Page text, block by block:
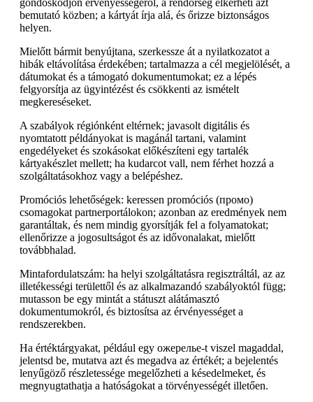
bemutató közben; a kártyát írja alá, és őrizze biztonságos
helyen.
Mielőtt bármit benyújtana, szerkessze át a nyilatkozatot a
hibák eltávolítása érdekében; tartalmazza a cél megjelölését, a
dátumokat és a támogató dokumentumokat; ez a lépés
felgyorsítja az ügyintézést és csökkenti az ismételt
megkereséseket.
A szabályok régiónként eltérnek; javasolt digitális és
nyomtatott példányokat is magánál tartani, valamint
engedélyeket és szokásokat előkészíteni egy tartalék
kártyakészlet mellett; ha kudarcot vall, nem férhet hozzá a
szolgáltatásokhoz vagy a belépéshez.
Promóciós lehetőségek: keressen promóciós (промо)
csomagokat partnerportálokon; azonban az eredmények nem
garantáltak, és nem mindig gyorsítják fel a folyamatokat;
ellenőrizze a jogosultságot és az idővonalakat, mielőtt
továbbhalad.
Mintafordulatszám: ha helyi szolgáltatásra regisztráltál, az az
illetékességi területtől és az alkalmazandó szabályoktól függ;
mutasson be egy mintát a státuszt alátámasztó
dokumentumokról, és biztosítsa az érvényességet a
rendszerekben.
Ha értéktárgyakat, például egy ожерелье-t viszel magaddal,
jelentsd be, mutatva azt és megadva az értékét; a bejelentés
lenyűgöző részletessége megelőzheti a késedelmeket, és
megnyugtathatja a hatóságokat a törvényességét illetően.